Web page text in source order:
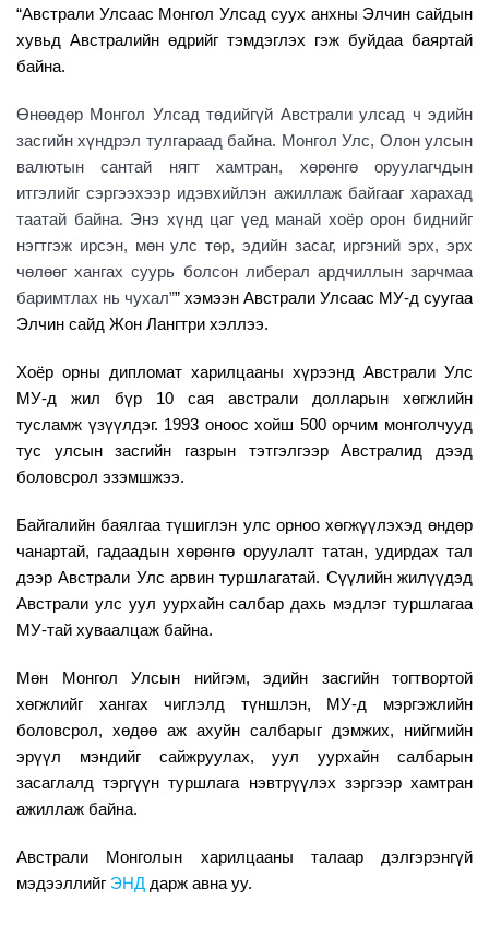
“Австрали Улсаас Монгол Улсад суух анхны Элчин сайдын
хувьд Австралийн өдрийг тэмдэглэх гэж буйдаа баяртай
байна.
Өнөөдөр Монгол Улсад төдийгүй Австрали улсад ч эдийн
засгийн хүндрэл тулгараад байна. Монгол Улс, Олон улсын
валютын сантай нягт хамтран, хөрөнгө оруулагчдын
итгэлийг сэргээхээр идэвхийлэн ажиллаж байгааг харахад
таатай байна. Энэ хүнд цаг үед манай хоёр орон биднийг
нэгтгэж ирсэн, мөн улс төр, эдийн засаг, иргэний эрх, эрх
чөлөөг хангах суурь болсон либерал ардчиллын зарчмаа
баримтлах нь чухал”” хэмээн Австрали Улсаас МУ-д суугаа
Элчин сайд Жон Лангтри хэллээ.
Хоёр орны дипломат харилцааны хүрээнд Австрали Улс
МУ-д жил бүр 10 сая австрали долларын хөгжлийн
тусламж үзүүлдэг. 1993 оноос хойш 500 орчим монголчууд
тус улсын засгийн газрын тэтгэлгээр Австралид дээд
боловсрол эзэмшжээ.
Байгалийн баялгаа түшиглэн улс орноо хөгжүүлэхэд өндөр
чанартай, гадаадын хөрөнгө оруулалт татан, удирдах тал
дээр Австрали Улс арвин туршлагатай. Сүүлийн жилүүдэд
Австрали улс уул уурхайн салбар дахь мэдлэг туршлагаа
МУ-тай хуваалцаж байна.
Мөн Монгол Улсын нийгэм, эдийн засгийн тогтвортой
хөгжлийг хангах чиглэлд түншлэн, МУ-д мэргэжлийн
боловсрол, хөдөө аж ахуйн салбарыг дэмжих, нийгмийн
эрүүл мэндийг сайжруулах, уул уурхайн салбарын
засаглалд тэргүүн туршлага нэвтрүүлэх зэргээр хамтран
ажиллаж байна.
Австрали Монголын харилцааны талаар дэлгэрэнгүй
мэдээллийг ЭНД дарж авна уу.